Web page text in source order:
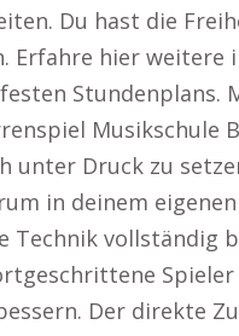
Du hast die
Erfahre hier weitere
Musikschule
Druck zu
in deinem
vollständig
Der direkte